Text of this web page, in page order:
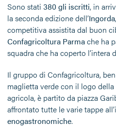
Sono stati 380 gli iscritti, in
la seconda edizione dell’Ingorda
competitiva assistita dal buon
Confagricoltura Parmache ha
squadra che ha coperto l’intera
Il gruppo di Confagricoltura,
maglietta verde con il logo
agricola, è partito da piazza
affrontato tutte le varie tappe
enogastronomiche.